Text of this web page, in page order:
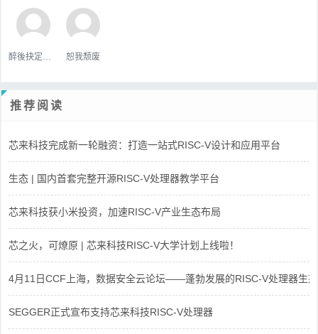
恕我颓废
推荐阅读
芯来科技完成新一轮融资：打造一站式RISC-V设计和应用平台
生态 | 国内首套完整开源RISC-V处理器教学平台
芯来科技获小米投资，加速RISC-V产业生态布局
芯之火，可燎原 | 芯来科技RISC-V大学计划上线啦！
4月11日CCF上海，数据安全云论坛——蓬勃发展的RISC-V处理器生态
SEGGER正式宣布支持芯来科技RISC-V处理器